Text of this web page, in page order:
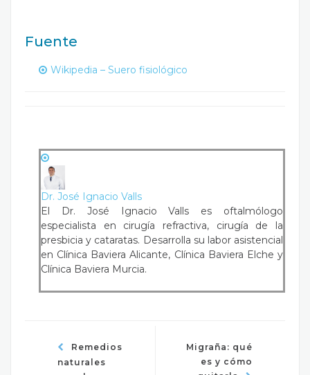
Fuente
Wikipedia – Suero fisiológico
Dr. José Ignacio Valls
El Dr. José Ignacio Valls es oftalmólogo
especialista en cirugía refractiva, cirugía de la
presbicia y cataratas. Desarrolla su labor asistencial
en Clínica Baviera Alicante, Clínica Baviera Elche y
Clínica Baviera Murcia.
Remedios
naturales
Migraña: qué
es y cómo